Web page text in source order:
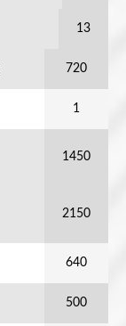
13
720
1
1450
2150
640
500